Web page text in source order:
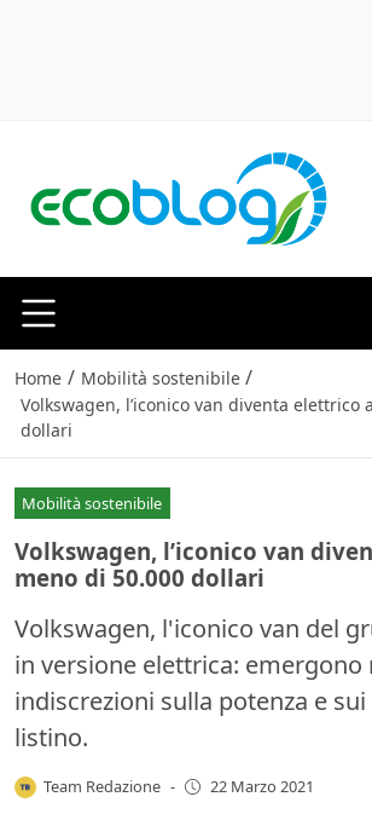
Home / Mobilità sostenibile /
Volkswagen, l’iconico van diventa elettrico
dollari
Mobilità sostenibile
Volkswagen, l’iconico van
meno di 50.000 dollari
Volkswagen, l'iconico van del
in versione elettrica: emergono
indiscrezioni sulla potenza e sui
listino.
Team Redazione - 22 Marzo 2021